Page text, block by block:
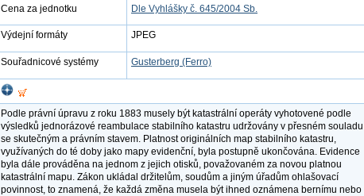
Cena za jednotku Dle Vyhlášky č. 645/2004 Sb.
Výdejní formáty JPEG
Souřadnicové systémy Gusterberg (Ferro)
Podle právní úpravu z roku 1883 musely být katastrální operáty vyhotovené podle
výsledků jednorázové reambulace stabilního katastru udržovány v přesném souladu
se skutečným a právním stavem. Platnost originálních map stabilního katastru,
využívaných do té doby jako mapy evidenční, byla postupně ukončována. Evidence
byla dále prováděna na jednom z jejich otisků, považovaném za novou platnou
katastrální mapu. Zákon ukládal držitelům, soudům a jiným úřadům ohlašovací
povinnost, to znamená, že každá změna musela být ihned oznámena bernímu nebo